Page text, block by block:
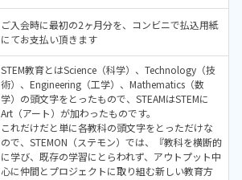
ご入会時に最初の2ヶ月分を、コンビニで払込用紙
にてお支払い頂きます
STEM教育とはScience（科学）、Technology（技
術）、Engineering（工学）、Mathematics（数
学）の頭文字をとったもので、STEAMはSTEMに
Art（アート）が加わったものです。
これだけだと単に各教科の頭文字をとっただけな
ので、STEMON（ステモン）では、『教科を横断的
に学び、既存の学習にとらわれず、アウトプット中
心に仲間とプロジェクトに取り組む新しい教育方